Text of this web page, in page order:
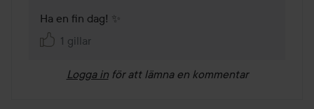
Ha en fin dag! ✨
1 gillar
Logga in för att lämna en kommentar